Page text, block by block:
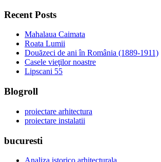
Recent Posts
Mahalaua Caimata
Roata Lumii
Douăzeci de ani în România (1889-1911)
Casele vieţilor noastre
Lipscani 55
Blogroll
proiectare arhitectura
proiectare instalatii
bucuresti